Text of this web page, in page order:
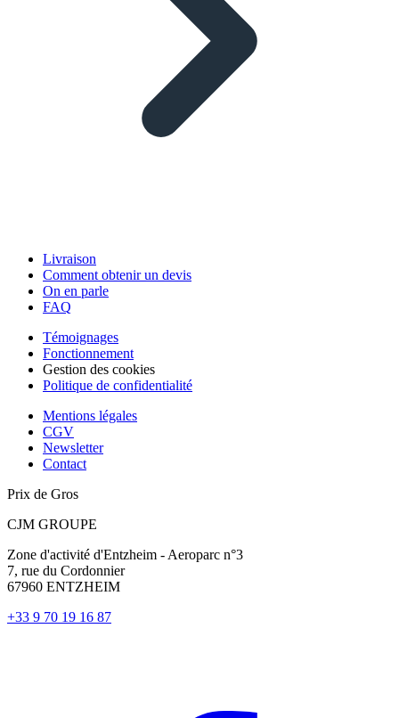
Livraison
Comment obtenir un devis
On en parle
FAQ
Témoignages
Fonctionnement
Gestion des cookies
Politique de confidentialité
Mentions légales
CGV
Newsletter
Contact
Prix de Gros
CJM GROUPE
Zone d'activité d'Entzheim - Aeroparc n°3
7, rue du Cordonnier
67960 ENTZHEIM
+33 9 70 19 16 87